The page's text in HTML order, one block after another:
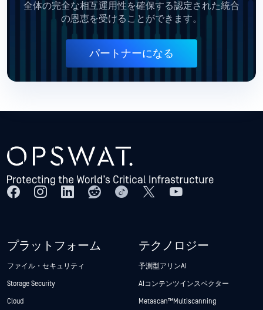
全体の完全な相互運用性を確保する認定された統合
の恩恵を受けることができます。
パートナーになる
プラットフォーム
ファイル・セキュリティ
Storage Security
Cloud
テクノロジー
予測型アリンAI
AIコンテンツインスペクター
Metascan™ Multiscanning